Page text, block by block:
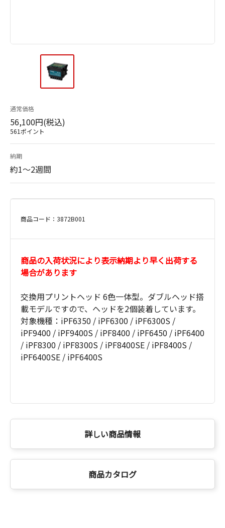
通常価格
56,100円(税込)
561ポイント
納期
約1～2週間
商品コード：3872B001
商品の入荷状況により表示納期より早く出荷する
場合があります
交換用プリントヘッド 6色一体型。ダブルヘッド搭
載モデルですので、ヘッドを2個装着しています。
対象機種：iPF6350 / iPF6300 / iPF6300S /
iPF9400 / iPF9400S / iPF8400 / iPF6450 / iPF6400
/ iPF8300 / iPF8300S / iPF8400SE / iPF8400S /
iPF6400SE / iPF6400S
詳しい商品情報
商品カタログ